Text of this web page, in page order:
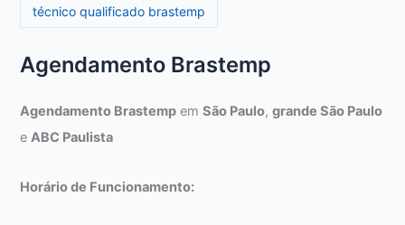
técnico qualificado brastemp
Agendamento Brastemp
Agendamento Brastemp emSão Paulo,grande São Paulo
eABC Paulista
Horário de Funcionamento: